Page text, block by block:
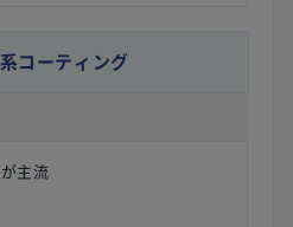
コーティング
主流